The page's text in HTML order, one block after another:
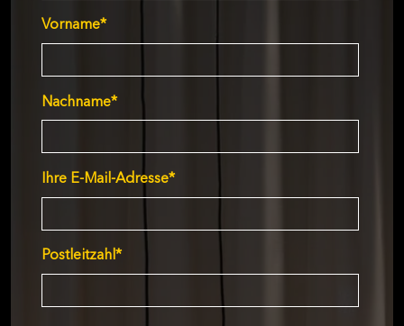
Vorname*
Nachname*
Ihre E-Mail-Adresse*
Postleitzahl *